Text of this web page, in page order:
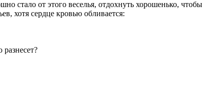
стало от этого веселья, отдохнуть хорошенько, чтобы
хотя сердце кровью обливается: